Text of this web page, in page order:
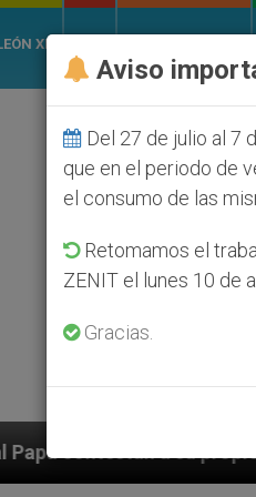
XIV
obispo (y
Aviso
Del 27 de julio al 7
que en el periodo de
el consumo de las
Retomamos el
ZENIT el lunes 10 de
Gracias.